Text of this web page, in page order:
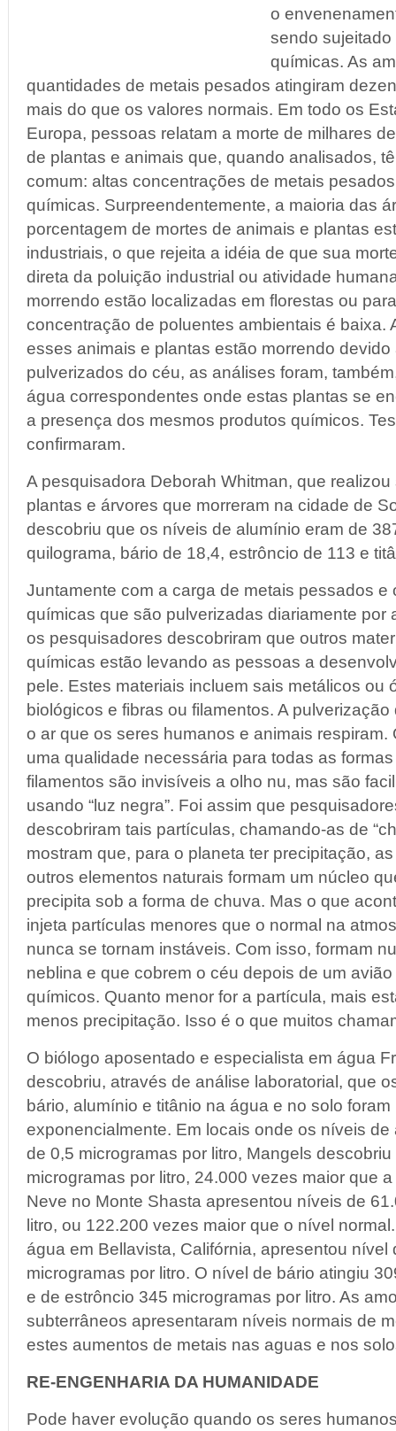
o
sendo
químicas. As
quantidades de metais pesados atingiram
mais do que os valores normais. Em todo os
Europa, pessoas relatam a morte de milhares
de plantas e animais que, quando analisados,
comum: altas concentrações de metais
químicas. Surpreendentemente, a maioria das
porcentagem de mortes de animais e plantas
industriais, o que rejeita a idéia de que sua
direta da poluição industrial ou atividade
morrendo estão localizadas em florestas ou
concentração de poluentes ambientais é baixa.
esses animais e plantas estão morrendo
pulverizados do céu, as análises foram,
água correspondentes onde estas plantas se
a presença dos mesmos produtos químicos.
confirmaram.
A pesquisadora Deborah Whitman, que
plantas e árvores que morreram na cidade de
descobriu que os níveis de alumínio eram de
quilograma, bário de 18,4, estrôncio de 113 e
Juntamente com a carga de metais pessados e
químicas que são pulverizadas diariamente por
os pesquisadores descobriram que outros
químicas estão levando as pessoas a
pele. Estes materiais incluem sais metálicos ou
biológicos e fibras ou filamentos. A
o ar que os seres humanos e animais respiram.
uma qualidade necessária para todas as
filamentos são invisíveis a olho nu, mas são
usando “luz negra”. Foi assim que
descobriram tais partículas, chamando-as de
mostram que, para o planeta ter precipitação,
outros elementos naturais formam um núcleo
precipita sob a forma de chuva. Mas o que
injeta partículas menores que o normal na
nunca se tornam instáveis. Com isso, formam
neblina e que cobrem o céu depois de um
químicos. Quanto menor for a partícula, mais
menos precipitação. Isso é o que muitos
O biólogo aposentado e especialista em água
descobriu, através de análise laboratorial, que
bário, alumínio e titânio na água e no solo
exponencialmente. Em locais onde os níveis
de 0,5 microgramas por litro, Mangels
microgramas por litro, 24.000 vezes maior que
Neve no Monte Shasta apresentou níveis de
litro, ou 122.200 vezes maior que o nível
água em Bellavista, Califórnia, apresentou
microgramas por litro. O nível de bário atingiu
e de estrôncio 345 microgramas por litro. As
subterrâneos apresentaram níveis normais de
estes aumentos de metais nas aguas e nos
RE-ENGENHARIA DA HUMANIDADE
Pode haver evolução quando os seres